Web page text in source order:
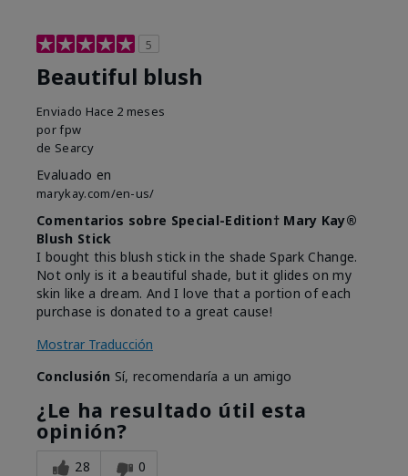
5
Beautiful blush
Enviado Hace 2 meses
porfpw
de Searcy
Evaluado en
marykay.com/en-us/
Comentarios sobre Special-Edition† Mary Kay®
Blush Stick
I bought this blush stick in the shade Spark Change.
Not only is it a beautiful shade, but it glides on my
skin like a dream. And I love that a portion of each
purchase is donated to a great cause!
Mostrar Traducción
Conclusión Sí, recomendaría a un amigo
¿Le ha resultado útil esta
opinión?
28 0